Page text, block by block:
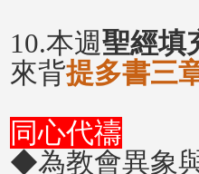
10.本週聖經填
來背提多書三
同心代禱
◆為教會異象